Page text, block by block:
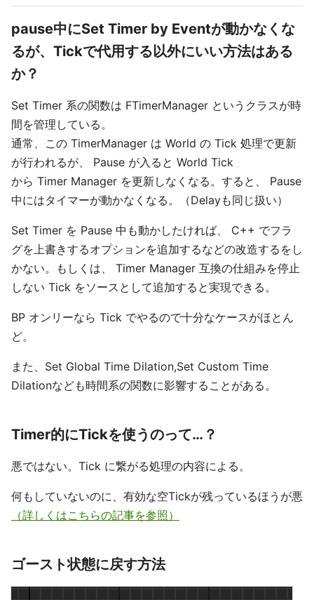
pause中にSet Timer by Eventが動かなくな
るが、Tickで代用する以外にいい方法はある
か？
Set Timer 系の関数は FTimerManager というクラスが時
間を管理している。
通常、この TimerManager は World の Tick 処理で更新
が行われるが、 Pause が入ると World Tick
から Timer Manager を更新しなくなる。すると、 Pause
中にはタイマーが動かなくなる。（Delayも同じ扱い）
Set Timer を Pause 中も動かしたければ、 C++ でフラ
グを上書きするオプションを追加するなどの改造するをし
かない。もしくは、 Timer Manager 互換の仕組みを停止
しない Tick をソースとして追加すると実現できる。
BP オンリーなら Tick でやるので十分なケースがほとん
ど。
また、Set Global Time Dilation,Set Custom Time
Dilationなども時間系の関数に影響することがある。
Timer的にTickを使うのって…？
悪ではない。Tick に繋がる処理の内容による。
何もしていないのに、有効な空Tickが残っているほうが悪
（詳しくはこちらの記事を参照）
ゴースト状態に戻す方法